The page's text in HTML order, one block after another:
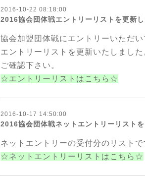
2016-10-22 08:18:00
2016協会団体戦エントリーリストを更新し
協会加盟団体戦にエントリーいただ
エントリーリストを更新いたしまし
ご確認下さい。
☆エントリーリストはこちら☆
2016-10-17 14:50:00
2016協会団体戦ネットエントリーリストを
ネットエントリーの受付分のリストで
☆ネットエントリーリストはこちら☆